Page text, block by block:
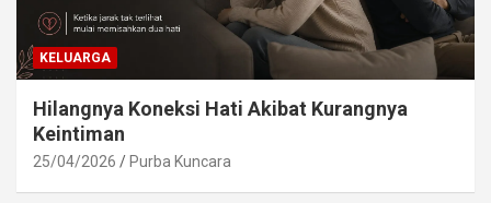
KELUARGA
Hilangnya Koneksi Hati Akibat Kurangnya
Keintiman
25/04/2026 Purba Kuncara